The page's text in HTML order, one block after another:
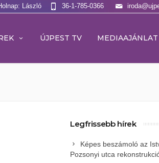
László 36-1-785-0366
ÚJPEST TV MEDIAAJÁNLAT
Legfrissebb hírek
Képes beszámoló az
Pozsonyi utca